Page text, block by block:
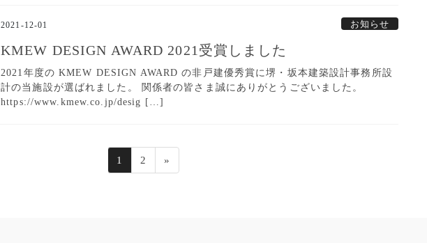
2021-12-01 お知らせ
KMEW DESIGN AWARD 2021受賞しました
2021年度の KMEW DESIGN AWARD の非戸建優秀賞に堺・坂本建築設計事務所設
計の当施設が選ばれました。 関係者の皆さま誠にありがとうございました。
https://www.kmew.co.jp/desig […]
固
定
1
固
定
2 »